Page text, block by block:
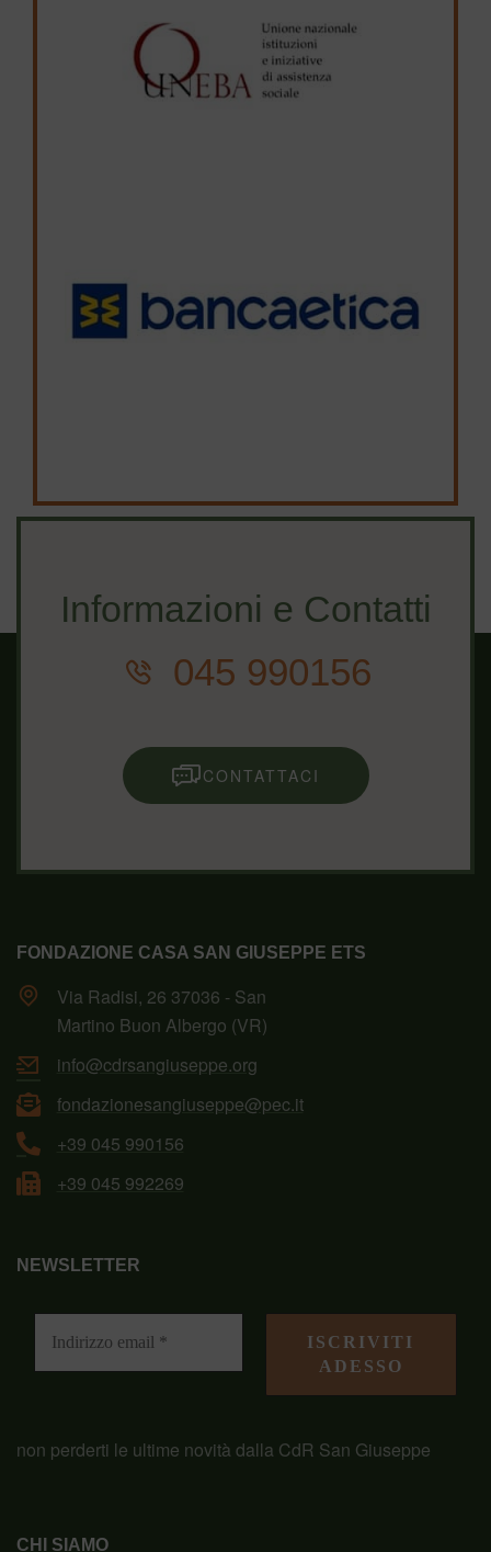
Informazioni e Contatti
045 990156
CONTATTACI
FONDAZIONE CASA SAN GIUSEPPE ETS
Via Radisi, 26 37036 - San
Martino Buon Albergo (VR)
info@cdrsangiuseppe.org
fondazionesangiuseppe@pec.it
+39 045 990156
+39 045 992269
CHI SIAMO
NEWSLETTER
non perderti le ultime novità dalla CdR San Giuseppe